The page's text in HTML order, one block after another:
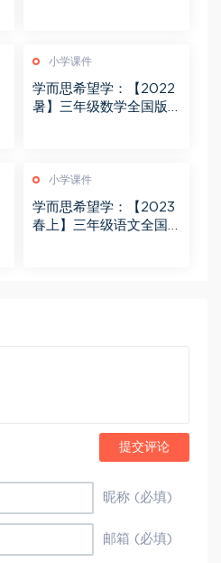
小学课件
学而思希望学：【2022
暑】三年级数学全国版A
小学课件
学而思希望学：【2023
春上】三年级语文全国
提交评论
昵称 (必填)
邮箱 (必填)